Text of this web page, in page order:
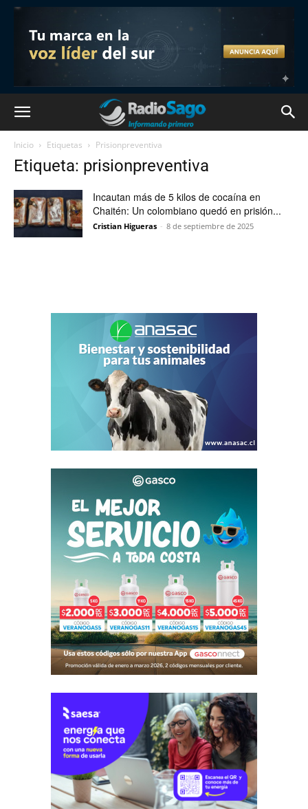
Inicio Etiquetas Prisionpreventiva
Etiqueta: prisionpreventiva
Incautan más de 5 kilos de cocaína en
Chaitén: Un colombiano quedó en prisión...
Cristian Higueras - 8 de septiembre de 2025